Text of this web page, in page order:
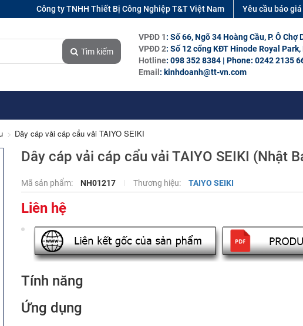
Công ty TNHH Thiết Bị Công Nghiệp T&T Việt Nam Yêu cầu báo giá
Tìm kiếm
VPĐD 1: Số 66, Ngõ 34 Hoàng Cầu, P. Ô
VPĐD 2: Số 12 cổng KĐT Hinode Royal
Hotline: 098 352 8384 | Phone: 0242 2135
Email : kinhdoanh@tt-vn.com
Dây cáp vải cáp cẩu vải TAIYO SEIKI
Dây cáp vải cáp cẩu vải TAIYO SEIKI (Nhật
Mã sản phẩm: NH01217 Thương hiệu: TAIYO SEIKI
Liên hệ
Tính năng
Ứng dụng